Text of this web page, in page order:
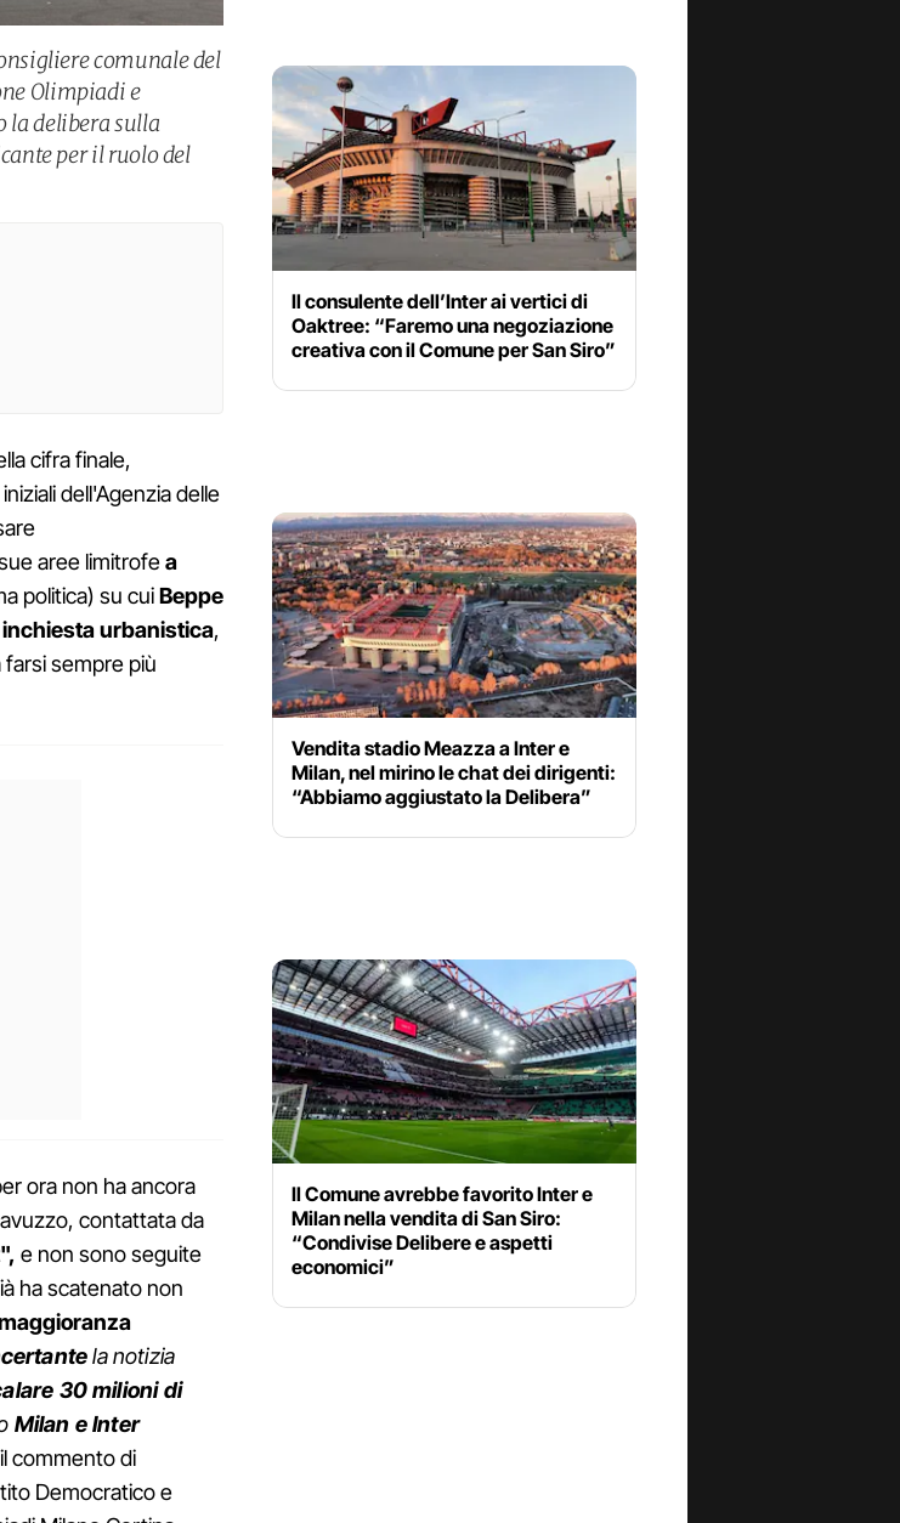
comunale del
Olimpiadi e
la delibera sulla
per il ruolo del
cifra finale,
dell'Agenzia delle
aree limitrofea
politica) su cuiBeppe
inchiesta urbanistica,
farsi sempre più
ora non ha ancora
contattata da
e non sono seguite
ha scatenato non
la notizia
30 milioni di
Milan e Inter
commento di
Democratico e
Il consulente dell’Inter ai vertici di
Oaktree: “Faremo una negoziazione
creativa con il Comune per San Siro”
Vendita stadio Meazza a Inter e
Milan, nel mirino le chat dei dirigenti:
“Abbiamo aggiustato la Delibera”
Il Comune avrebbe favorito Inter e
Milan nella vendita di San Siro:
“Condivise Delibere e aspetti
economici”